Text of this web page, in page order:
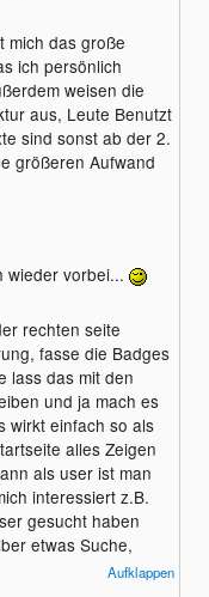
mich das große
ich persönlich
weisen die
aus, Leute Benutzt
sind sonst ab der 2.
größeren Aufwand
wieder vorbei...
rechten seite
fasse die Badges
lass das mit den
und ja mach es
wirkt einfach so als
alles Zeigen
als user ist man
interessiert z.B.
gesucht haben
etwas Suche,
dabei
Aufklappen